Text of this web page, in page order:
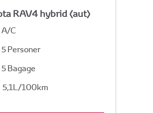
RAV4 hybrid (aut)
A/C
5 Personer
5 Bagage
5,1L/100km